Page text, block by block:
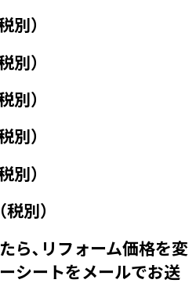
）
）
）
）
）
別）
ら､リフォーム価格を変
シートをメールでお送